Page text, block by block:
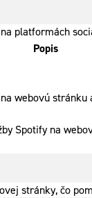
platformách
Popis
webovú
Spotify na
stránky, čo